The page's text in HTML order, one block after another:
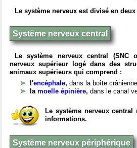
Le système nerveux est divisé en
Système nerveux central
Le système nerveux central (SNC
nerveux supérieur logé dans des
animaux supérieurs qui comprend :
l'encéphale, dans la boîte
la moelle épinière, dans le canal
Le système nerveux
informations.
Système nerveux périphérique